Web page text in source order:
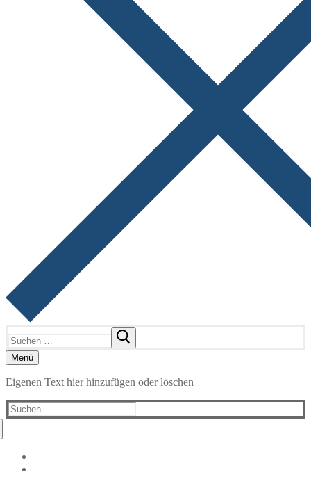
nach:
Menü
Eigenen Text hier hinzufügen oder löschen
Suchen
nach: